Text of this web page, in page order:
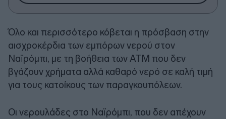
Όλο και περισσότερο κόβεται η πρόσβαση στην
αισχροκέρδια των εμπόρων νερού στον
Ναϊρόμπι, με τη βοήθεια των ΑΤΜ που δεν
βγάζουν χρήματα αλλά καθαρό νερό σε καλή τιμή
για τους κατοίκους των παραγκουπόλεων.
Οι νερουλάδες στο Ναϊρόμπι, που δεν απέχουν